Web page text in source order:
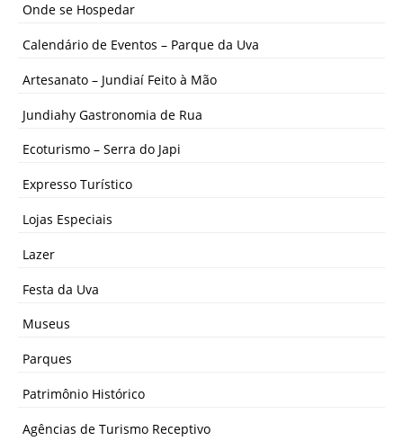
Onde se Hospedar
Calendário de Eventos – Parque da Uva
Artesanato – Jundiaí Feito à Mão
Jundiahy Gastronomia de Rua
Ecoturismo – Serra do Japi
Expresso Turístico
Lojas Especiais
Lazer
Festa da Uva
Museus
Parques
Patrimônio Histórico
Agências de Turismo Receptivo